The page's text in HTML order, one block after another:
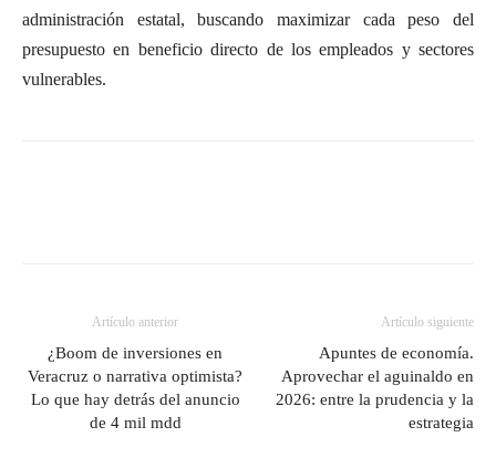
administración estatal, buscando maximizar cada peso del
presupuesto en beneficio directo de los empleados y sectores
vulnerables.
Artículo anterior
¿Boom de inversiones en
Veracruz o narrativa optimista?
Lo que hay detrás del anuncio
de 4 mil mdd
Artículo siguiente
Apuntes de economía.
Aprovechar el aguinaldo en
2026: entre la prudencia y la
estrategia